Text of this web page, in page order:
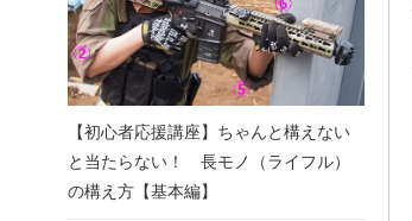
【初心者応援講座】ちゃんと構えない
と当たらない！ 長モノ（ライフル）
の構え方【基本編】